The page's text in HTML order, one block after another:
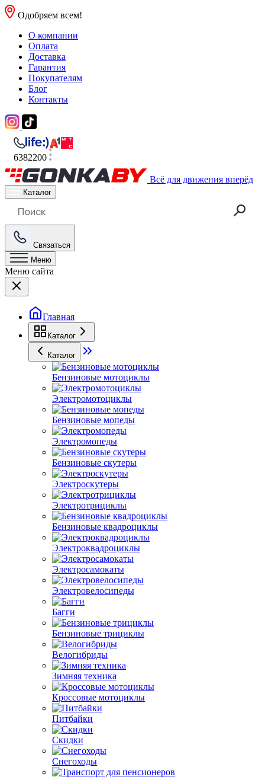
Одобряем всем!
О компании
Оплата
Доставка
Гарантия
Покупателям
Блог
Контакты
6382200
Всё для движения вперёд
Каталог
Связаться
Меню
Меню сайта
Главная
Каталог
Каталог
Бензиновые мотоциклы
Электромотоциклы
Бензиновые мопеды
Электромопеды
Бензиновые скутеры
Электроскутеры
Электротрициклы
Бензиновые квадроциклы
Электроквадроциклы
Электросамокаты
Электровелосипеды
Багги
Бензиновые трициклы
Велогибриды
Зимняя техника
Кроссовые мотоциклы
Питбайки
Скидки
Снегоходы